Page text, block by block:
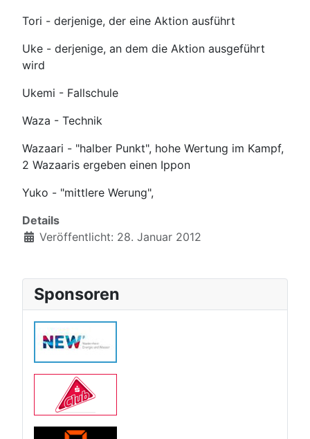
Tori - derjenige, der eine Aktion ausführt
Uke - derjenige, an dem die Aktion ausgeführt
wird
Ukemi - Fallschule
Waza - Technik
Wazaari - "halber Punkt", hohe Wertung im Kampf,
2 Wazaaris ergeben einen Ippon
Yuko - "mittlere Werung",
Details
Veröffentlicht: 28. Januar 2012
Sponsoren